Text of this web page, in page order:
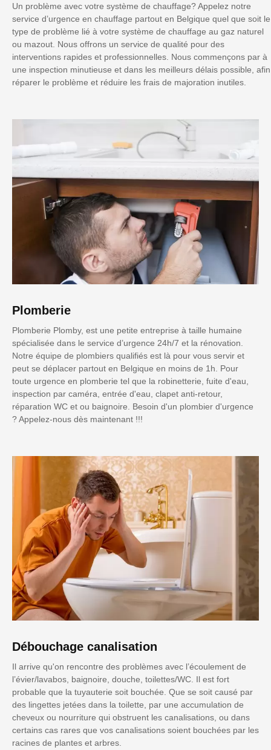
Un problème avec votre système de chauffage? Appelez notre
service d’urgence en chauffage partout en Belgique quel que soit le
type de problème lié à votre système de chauffage au gaz naturel
ou mazout. Nous offrons un service de qualité pour des
interventions rapides et professionnelles. Nous commençons par à
une inspection minutieuse et dans les meilleurs délais possible, afin
réparer le problème et réduire les frais de majoration inutiles.
Plomberie
Plomberie Plomby, est une petite entreprise à taille humaine
spécialisée dans le service d’urgence 24h/7 et la rénovation.
Notre équipe de plombiers qualifiés est là pour vous servir et
peut se déplacer partout en Belgique en moins de 1h. Pour
toute urgence en plomberie tel que la robinetterie, fuite d'eau,
inspection par caméra, entrée d'eau, clapet anti-retour,
réparation WC et ou baignoire. Besoin d'un plombier d'urgence
? Appelez-nous dès maintenant !!!
Débouchage canalisation
Il arrive qu'on rencontre des problèmes avec l’écoulement de
l’évier/lavabos, baignoire, douche, toilettes/WC. Il est fort
probable que la tuyauterie soit bouchée. Que se soit causé par
des lingettes jetées dans la toilette, par une accumulation de
cheveux ou nourriture qui obstruent les canalisations, ou dans
certains cas rares que vos canalisations soient bouchées par les
racines de plantes et arbres.